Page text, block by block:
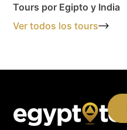
Tours por Egipto y India
Ver todos los tours